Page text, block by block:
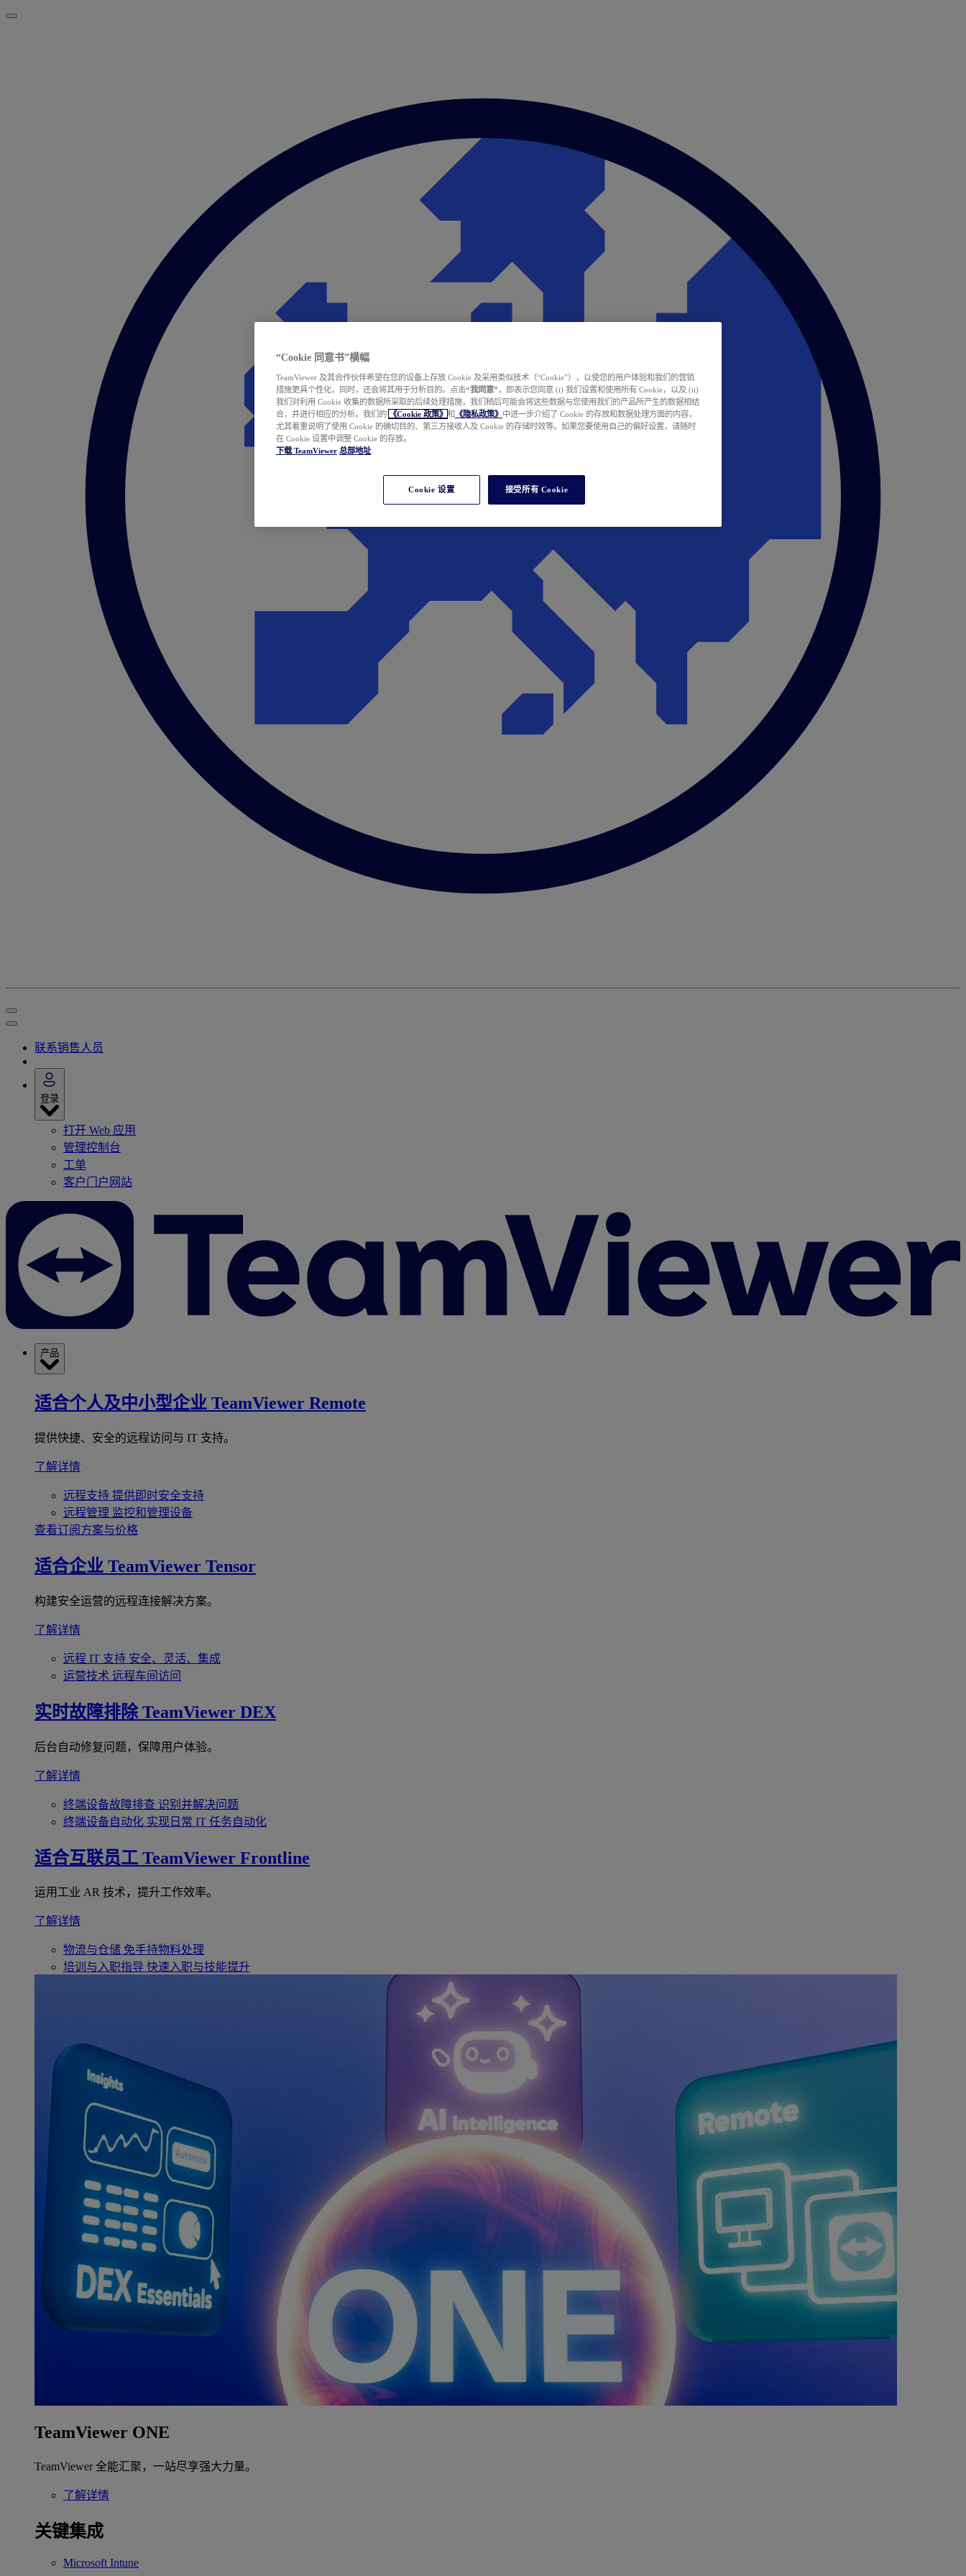
联系销售人员
登录
打开 Web 应用
管理控制台
工单
客户门户网站
产品
适合个人及中小型企业 TeamViewer Remote
提供快捷、安全的远程访问与 IT 支持。
了解详情
远程支持 提供即时安全支持
远程管理 监控和管理设备
查看订阅方案与价格
适合企业 TeamViewer Tensor
构建安全运营的远程连接解决方案。
了解详情
远程 IT 支持 安全、灵活、集成
运营技术 远程车间访问
实时故障排除 TeamViewer DEX
后台自动修复问题，保障用户体验。
了解详情
终端设备故障排查 识别并解决问题
终端设备自动化 实现日常 IT 任务自动化
适合互联员工 TeamViewer Frontline
运用工业 AR 技术，提升工作效率。
了解详情
物流与仓储 免手持物料处理
培训与入职指导 快速入职与技能提升
TeamViewer ONE
TeamViewer 全能汇聚，一站尽享强大力量。
了解详情
关键集成
Microsoft Intune
“Cookie 同意书”横幅
TeamViewer 及其合作伙伴希望在您的设备上存放 Cookie 及采用类似技术（“Cookie”），以使您的用户体验和我们的营销
措施更具个性化，同时，还会将其用于分析目的。点击“我同意” ，即表示您同意 (i) 我们设置和使用所有 Cookie，以及 (ii)
我们对利用 Cookie 收集的数据所采取的后续处理措施，我们稍后可能会将这些数据与您使用我们的产品所产生的数据相结
合，并进行相应的分析。我们的
《Cookie 政策》 和 《隐私政策》 中进一步介绍了 Cookie 的存放和数据处理方面的内容，
尤其着重说明了使用 Cookie 的确切目的、第三方接收人及 Cookie 的存储时效等。如果您要使用自己的偏好设置，请随时
在 Cookie 设置中调整 Cookie 的存放。
下载 TeamViewer 总部地址
Cookie 设置 接受所有 Cookie